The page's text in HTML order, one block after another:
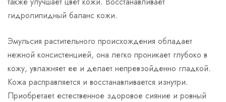
гидролипидный баланс кожи.
Эмульсия растительного происхождения обладает
нежной консистенцией, она легко проникает глубоко в
кожу, увлажняет ее и делает непревзойденно гладкой.
Кожа расправляется и восстанавливается изнутри.
Приобретает естественное здоровое сияние и ровный